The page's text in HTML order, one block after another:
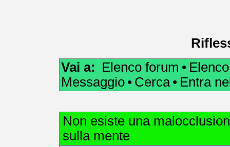
Vai a: Elenco forum •
Messaggio • Cerca • Entra
Non esiste una
sulla mente